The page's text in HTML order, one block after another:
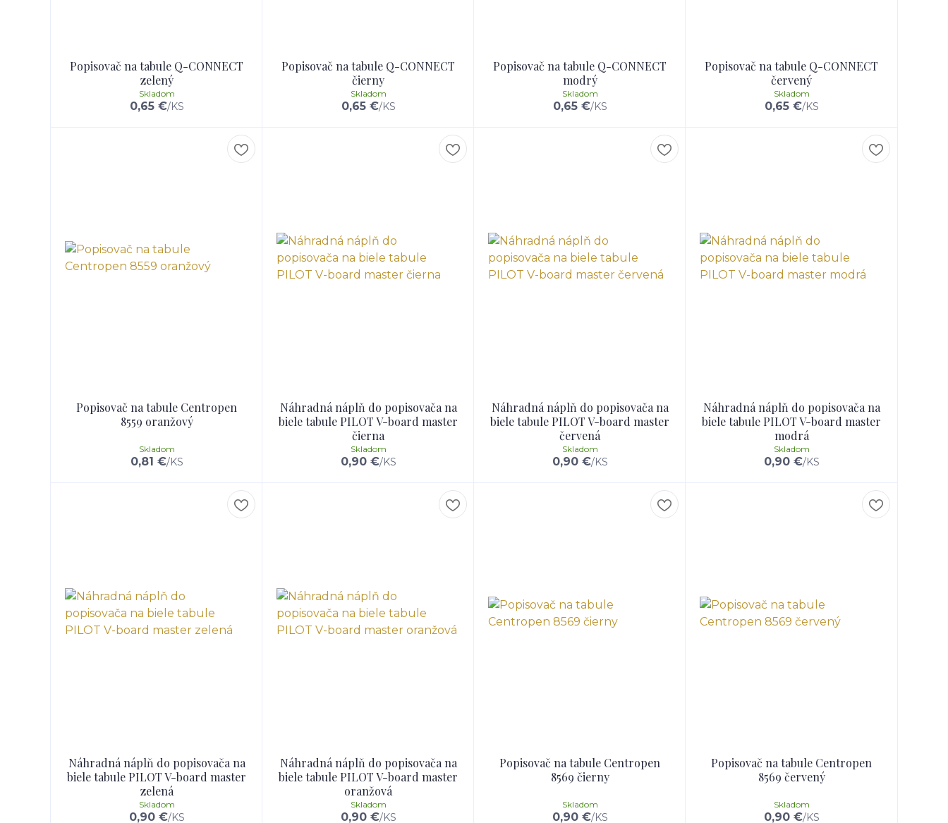
Popisovač na tabule Q-CONNECT
zelený
0,65 €/KS
Skladom
Popisovač na tabule Q-CONNECT
čierny
0,65 €/KS
Skladom
Popisovač na tabule Q-CONNECT
modrý
0,65 €/KS
Skladom
Popisovač na tabule Q-CONNECT
červený
0,65 €/KS
Skladom
Popisovač na tabule Centropen
8559 oranžový
0,81 €/KS
Skladom
Náhradná náplň do popisovača na
biele tabule PILOT V-board master
čierna
0,90 €/KS
Skladom
Náhradná náplň do popisovača na
biele tabule PILOT V-board master
červená
0,90 €/KS
Skladom
Náhradná náplň do popisovača na
biele tabule PILOT V-board master
modrá
0,90 €/KS
Skladom
Náhradná náplň do popisovača na
biele tabule PILOT V-board master
zelená
0,90 €/KS
Skladom
Náhradná náplň do popisovača na
biele tabule PILOT V-board master
oranžová
0,90 €/KS
Skladom
Popisovač na tabule Centropen
8569 čierny
0,90 €/KS
Skladom
Popisovač na tabule Centropen
8569 červený
0,90 €/KS
Skladom